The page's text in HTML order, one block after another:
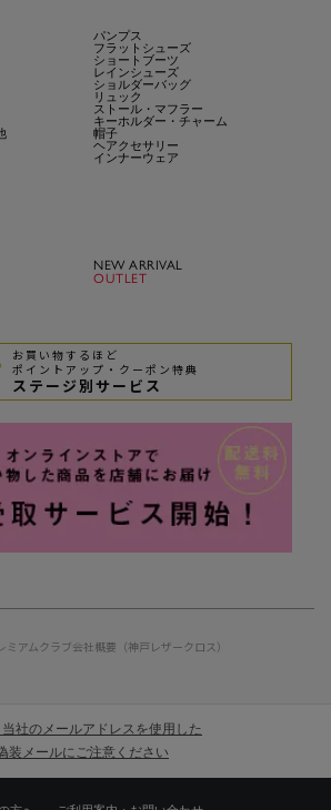
パンプス
フラットシューズ
ショートブーツ
レインシューズ
ショルダーバッグ
リュック
ストール・マフラー
キーホルダー・チャーム
帽子
ヘアクセサリー
インナーウェア
NEW ARRIVAL
OUTLET
お買い物するほど
ポイントアップ・クーポン特典
ステージ別サービス
ミアムクラブ 会社概要（神戸レザークロス）
社のメールアドレスを使用した
装メールにご注意ください